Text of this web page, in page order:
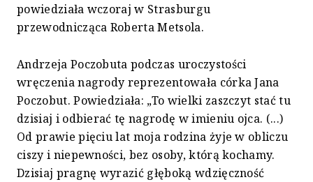
powiedziała wczoraj w Strasburgu
przewodnicząca Roberta Metsola.
Andrzeja Poczobuta podczas uroczystości
wręczenia nagrody reprezentowała córka Jana
Poczobut. Powiedziała: „To wielki zaszczyt stać tu
dzisiaj i odbierać tę nagrodę w imieniu ojca. (...)
Od prawie pięciu lat moja rodzina żyje w obliczu
ciszy i niepewności, bez osoby, którą kochamy.
Dzisiaj pragnę wyrazić głęboką wdzięczność